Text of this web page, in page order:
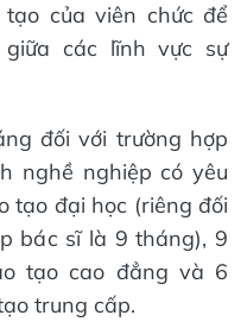
của viên chức để
các lĩnh vực sự
đối với trường hợp
nghề nghiệp có yêu
tạo đại học (riêng đối
bác sĩ là 9 tháng), 9
tạo cao đẳng và 6
trung cấp.